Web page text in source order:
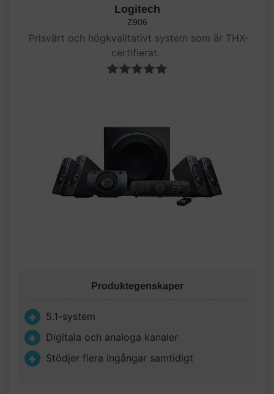
Logitech
Z906
Prisvärt och högkvalitativt system som är THX-
certifierat.
Produktegenskaper
5.1-system
Digitala och analoga kanaler
Stödjer flera ingångar samtidigt